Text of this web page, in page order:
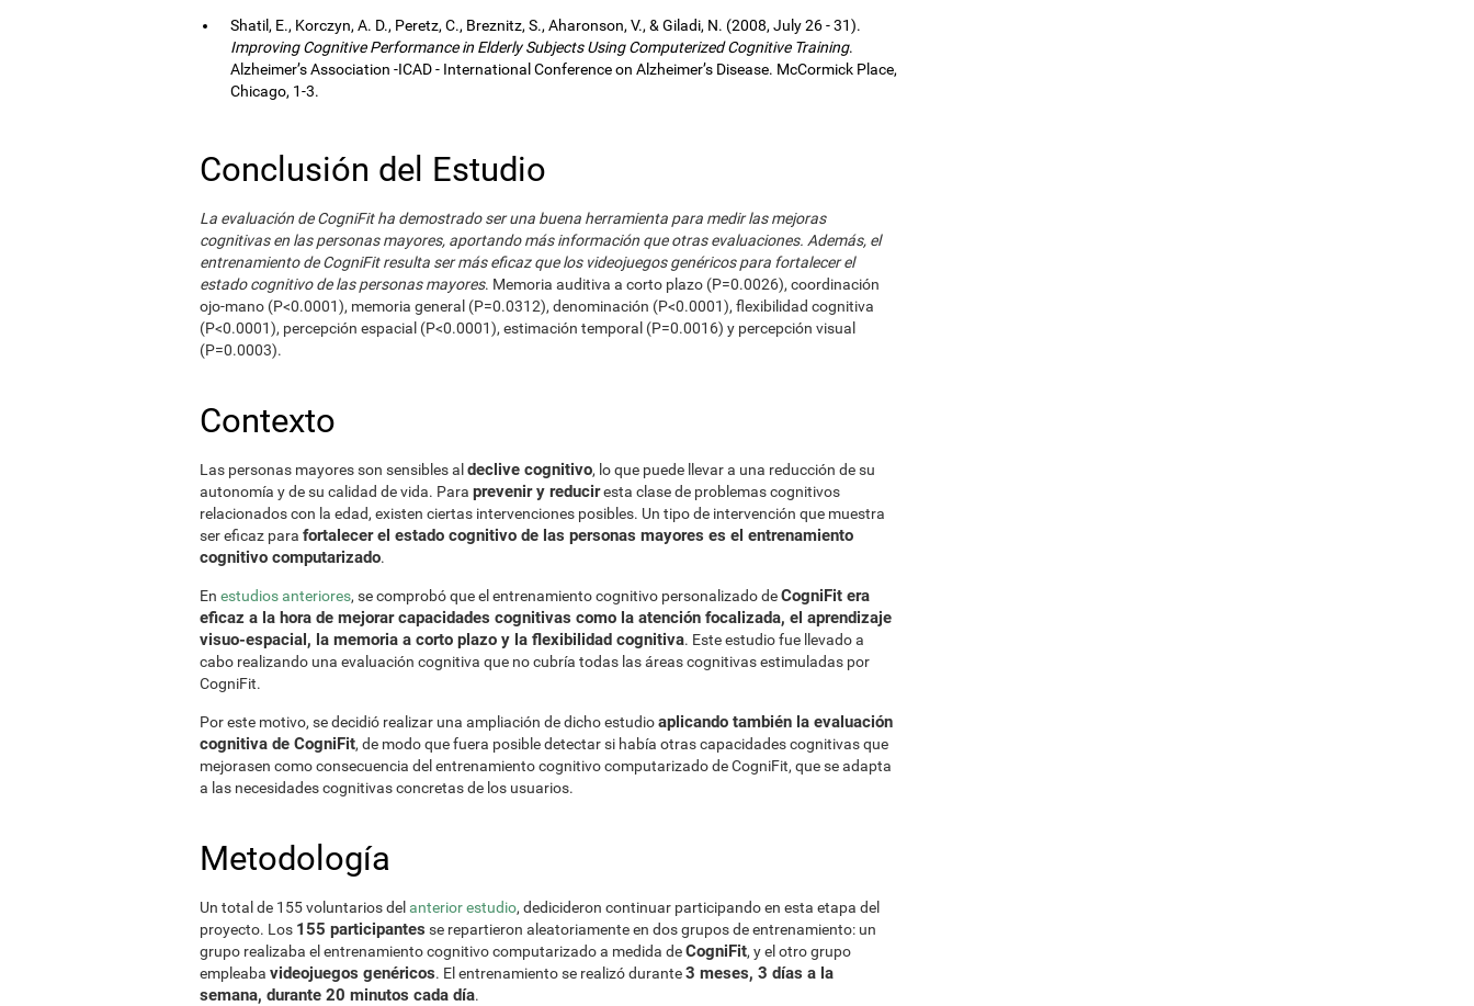
Shatil, E., Korczyn, A. D., Peretz, C., Breznitz, S., Aharonson, V., & Giladi, N. (2008, July 26 - 31).
Improving Cognitive Performance in Elderly Subjects Using Computerized Cognitive Training.
Alzheimer’s Association -ICAD - International Conference on Alzheimer’s Disease. McCormick Place,
Chicago, 1-3.
Conclusión del Estudio
La evaluación de CogniFit ha demostrado ser una buena herramienta para medir las mejoras
cognitivas en las personas mayores, aportando más información que otras evaluaciones. Además, el
entrenamiento de CogniFit resulta ser más eficaz que los videojuegos genéricos para fortalecer el
estado cognitivo de las personas mayores. Memoria auditiva a corto plazo (P=0.0026), coordinación
ojo-mano (P<0.0001), memoria general (P=0.0312), denominación (P<0.0001), flexibilidad cognitiva
(P<0.0001), percepción espacial (P<0.0001), estimación temporal (P=0.0016) y percepción visual
(P=0.0003).
Contexto
Las personas mayores son sensibles al declive cognitivo, lo que puede llevar a una reducción de su
autonomía y de su calidad de vida. Para prevenir y reduciresta clase de problemas cognitivos
relacionados con la edad, existen ciertas intervenciones posibles. Un tipo de intervención que muestra
ser eficaz para fortalecer el estado cognitivo de las personas mayores es el entrenamiento
cognitivo computarizado.
En estudios anteriores, se comprobó que el entrenamiento cognitivo personalizado deCogniFit era
eficaz a la hora de mejorar capacidades cognitivas como la atención focalizada, el aprendizaje
visuo-espacial, la memoria a corto plazo y la flexibilidad cognitiva. Este estudio fue llevado a
cabo realizando una evaluación cognitiva que no cubría todas las áreas cognitivas estimuladas por
CogniFit.
Por este motivo, se decidió realizar una ampliación de dicho estudioaplicando también la evaluación
cognitiva de CogniFit, de modo que fuera posible detectar si había otras capacidades cognitivas que
mejorasen como consecuencia del entrenamiento cognitivo computarizado de CogniFit, que se adapta
a las necesidades cognitivas concretas de los usuarios.
Metodología
Un total de 155 voluntarios del anterior estudio, dedicideron continuar participando en esta etapa del
proyecto. Los 155 participantes se repartieron aleatoriamente en dos grupos de entrenamiento: un
grupo realizaba el entrenamiento cognitivo computarizado a medida deCogniFit, y el otro grupo
empleaba videojuegos genéricos. El entrenamiento se realizó durante3 meses, 3 días a la
semana, durante 20 minutos cada día.